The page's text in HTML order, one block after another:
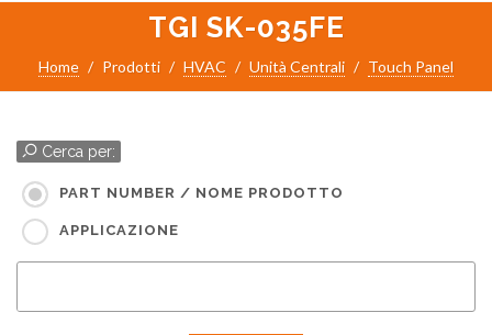
TGI SK-035FE
Home Prodotti HVAC Unità Centrali Touch Panel
Cerca per:
PART NUMBER / NOME PRODOTTO
APPLICAZIONE